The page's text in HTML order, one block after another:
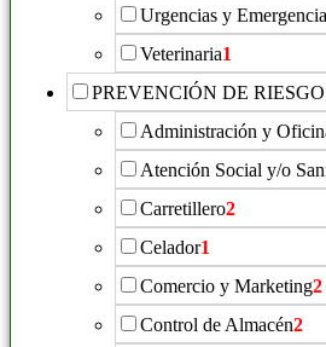
Urgencias y
Veterinaria1
PREVENCIÓN DE
Administración y
Atención Social y/o
Carretillero2
Celador1
Comercio y Marketing2
Control de Almacén2